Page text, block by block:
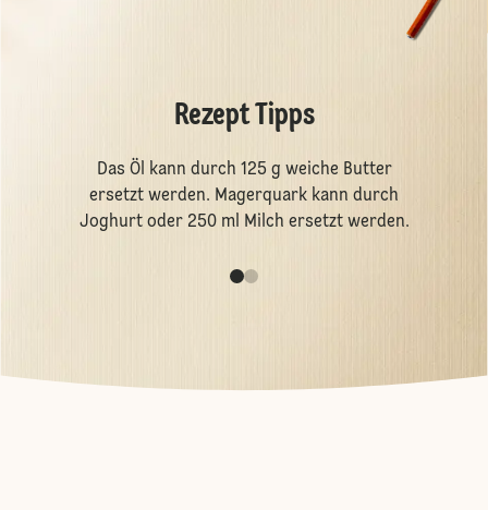
Rezept Tipps
Das Öl kann durch 125 g weiche Butter
ersetzt werden. Magerquark kann durch
Joghurt oder 250 ml Milch ersetzt werden.